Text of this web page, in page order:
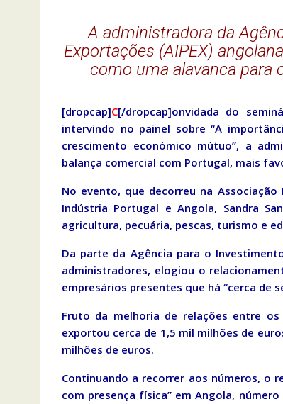
A administradora da
Exportações (AIPEX)
como uma alavanca para
[dropcap]C[/dropcap]onvidada do
intervindo no painel sobre “A
crescimento económico mútuo”, a
balança comercial com Portugal, mais
No evento, que decorreu na
Indústria Portugal e Angola, Sandra
agricultura, pecuária, pescas, turismo e
Da parte da Agência para o
administradores, elogiou o
empresários presentes que há “cerca de
Fruto da melhoria de relações entre
exportou cerca de 1,5 mil milhões de
milhões de euros.
Continuando a recorrer aos números, o
com presença física” em Angola,